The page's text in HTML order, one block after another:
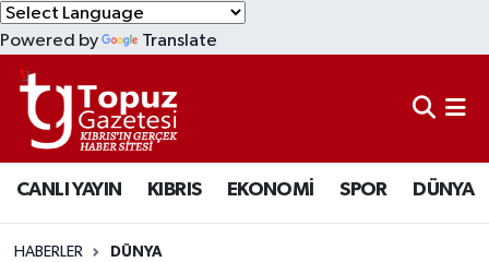
Powered by Translate
CANLI YAYIN KIBRIS EKONOMİ SPOR DÜNYA
HABERLER DÜNYA
KIBRIS
DÜNYA
EKONOMİ
MAGAZİN
Lefkoşa Nöbetçi Eczaneler
Lefkoşa Hava Durumu
Lefkoşa Trafik Yoğunluk Haritası
Süper Lig Puan Durumu ve Fikstür